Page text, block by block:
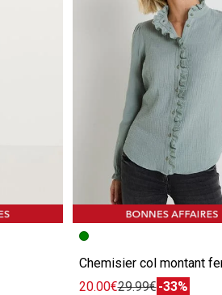
Image précédente
Image suivante
Chemisier col montant
20.00€29.99€-33%